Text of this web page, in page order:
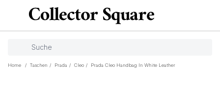
Home / Taschen / Prada / Cleo / Prada Cleo Handbag In White Leather